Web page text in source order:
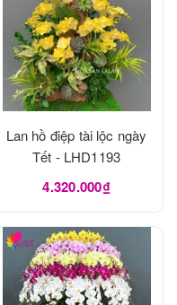
Lan hồ điệp tài lộc ngày
Tết - LHD1193
4.320.000₫